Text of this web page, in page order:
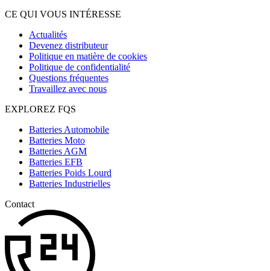
CE QUI VOUS INTÉRESSE
Actualités
Devenez distributeur
Politique en matière de cookies
Politique de confidentialité
Questions fréquentes
Travaillez avec nous
EXPLOREZ FQS
Batteries Automobile
Batteries Moto
Batteries AGM
Batteries EFB
Batteries Poids Lourd
Batteries Industrielles
Contact